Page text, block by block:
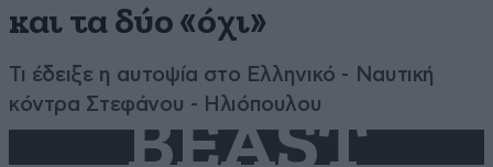
και τα δύο «όχι»
Τι έδειξε η αυτοψία στο Ελληνικό - Ναυτική
κόντρα Στεφάνου - Ηλιόπουλου
BEAST